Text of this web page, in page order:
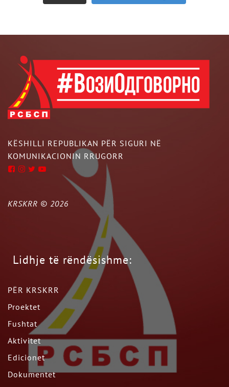
KËSHILLI REPUBLIKAN PËR SIGURI NË
KOMUNIKACIONIN RRUGORR
KRSKRR © 2026
Lidhje të rëndësishme:
PËR KRSKRR
Proektet
Fushtat
Aktivitet
Edicionet
Dokumentet